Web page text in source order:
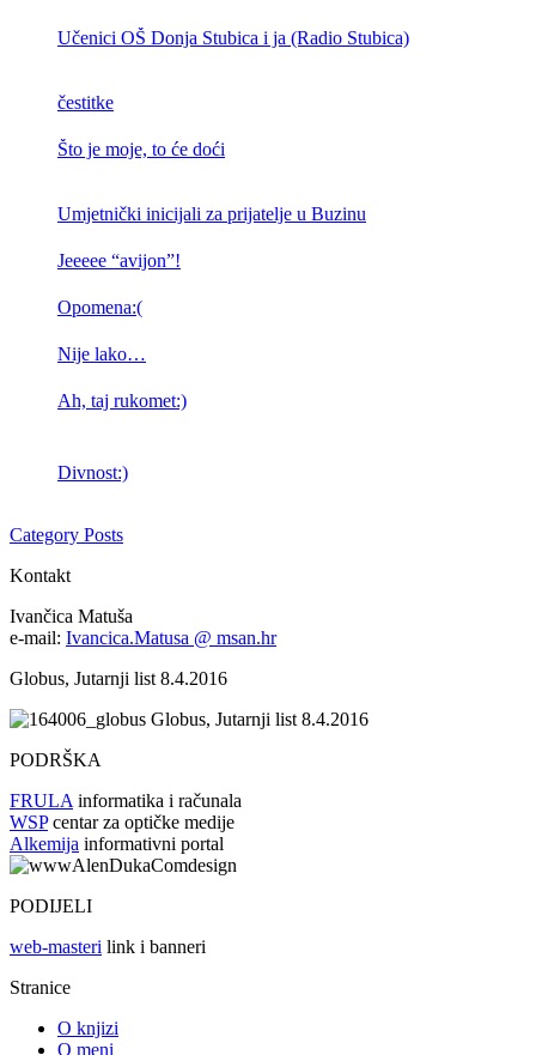
Učenici OŠ Donja Stubica i ja (Radio Stubica)
čestitke
Što je moje, to će doći
Umjetnički inicijali za prijatelje u Buzinu
Jeeeee “avijon”!
Opomena:(
Nije lako…
Ah, taj rukomet:)
Divnost:)
Category Posts
Kontakt
Ivančica Matuša
e-mail: Ivancica.Matusa @ msan.hr
Globus, Jutarnji list 8.4.2016
Globus, Jutarnji list 8.4.2016
PODRŠKA
FRULA informatika i računala
WSPcentar za optičke medije
Alkemija informativni portal
PODIJELI
web-masteri link i banneri
Stranice
O knjizi
O meni